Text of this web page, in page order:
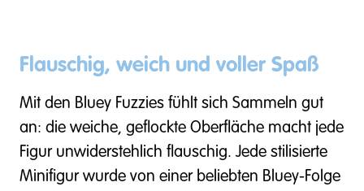
Flauschig, weich und voller Spaß
Mit den Bluey Fuzzies fühlt sich Sammeln gut
an: die weiche, geflockte Oberfläche macht jede
Figur unwiderstehlich flauschig. Jede stilisierte
Minifigur wurde von einer beliebten Bluey-Folge